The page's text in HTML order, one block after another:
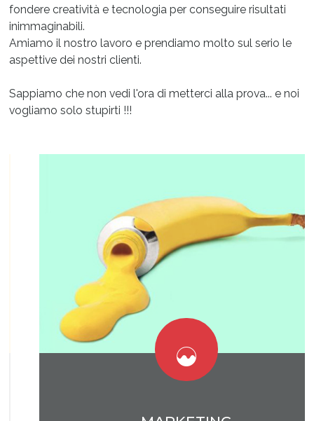
fondere creatività e tecnologia per conseguire risultati
inimmaginabili.
Amiamo il nostro lavoro e prendiamo molto sul serio le
aspettive dei nostri clienti.
Sappiamo che non vedi l'ora di metterci alla prova... e noi
vogliamo solo stupirti !!!